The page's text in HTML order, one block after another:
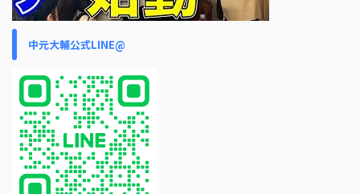
中元大輔公式LINE@